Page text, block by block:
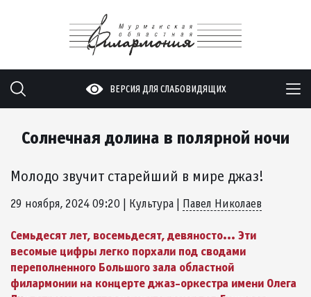
ВЕРСИЯ ДЛЯ СЛАБОВИДЯЩИХ
Солнечная долина в полярной ночи
Молодо звучит старейший в мире джаз!
29 ноября, 2024 09:20 | Культура Павел Николаев
Семьдесят лет, восемьдесят, девяносто... Эти
весомые цифры легко порхали под сводами
переполненного Большого зала областной
филармонии на концерте джаз-оркестра имени Олега